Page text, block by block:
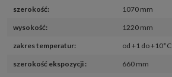
szerokość: 1070 mm
wysokość: 1220 mm
zakres temperatur: od +1 do +10°C
szerokość ekspozycji : 660 mm